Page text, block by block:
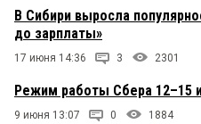
В Сибири выросла
до зарплаты»
17 июня 14:36 3 2301
Режим работы Сбера 12–15
9 июня 13:07 0 1884